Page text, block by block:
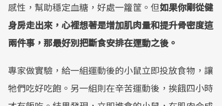
感性，幫助穩定血糖，好處一籮筐。但如果你剛從健
身房走出來，心裡想著是增加肌肉量和提升骨密度這
兩件事，那最好別把斷食安排在運動之後。
專家做實驗，給一組運動後的小鼠立即投放食物，讓
牠們吃好吃飽。另一組則在辛苦運動後，挨餓四小時